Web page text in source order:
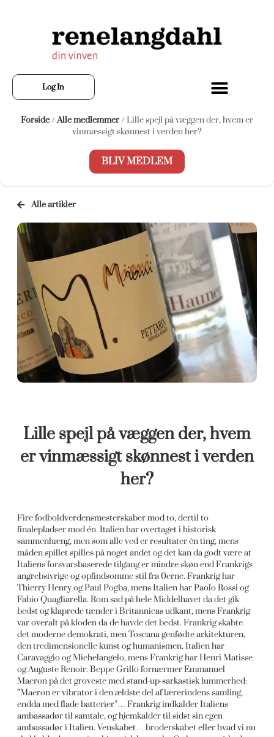
Log In
Forside/Alle medlemmer/ Lille spejl på væggen der, hvem er
vinmæssigt skønnest i verden her?
BLIV MEDLEM
Alle artikler
Lille spejl på væggen der, hvem
er vinmæssigt skønnest i verden
her?
Fire fodboldverdensmesterskaber mod to, dertil to
finalepladser mod én. Italien har overtaget i historisk
sammenhæng, men som alle ved er resultater én ting, mens
måden spillet spilles på noget andet og det kan da godt være at
Italiens forsvarsbaserede tilgang er mindre skøn end Frankrigs
angrebsivrige og opfindsomme stil fra 0erne. Frankrig har
Thierry Henry og Paul Pogba, mens Italien har Paolo Rossi og
Fabio Quagliarella. Rom sad på hele Middelhavet da det gik
bedst og klaprede tænder i Britannicas udkant, mens Frankrig
var overalt på kloden da de havde det bedst. Frankrig skabte
det moderne demokrati, men Toscana genfødte arkitekturen,
den tredimensionelle kunst og humanismen. Italien har
Caravaggio og Michelangelo, mens Frankrig har Henri Matisse
og Auguste Renoir. Beppe Grillo fornærmer Emmanuel
Macron på det groveste med stand-up-sarkastisk lummerhed:
”Macron er vibrator i den ældste del af lærerindens samling,
endda med flade batterier”… Frankrig indkalder Italiens
ambassadør til samtale, og hjemkalder til sidst sin egen
ambassadør i Italien. Venskabet… broderskabet eller hvad vi nu